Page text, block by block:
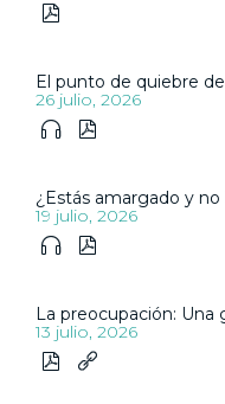

El punto de quiebre
26 julio, 2026
 
¿Estás amargado y no
19 julio, 2026
 
La preocupación: Una
13 julio, 2026
 